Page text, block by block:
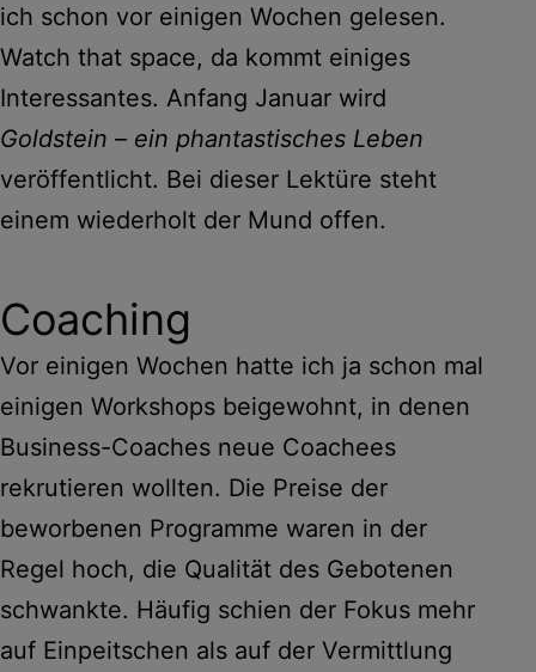
ich schon vor einigen Wochen gelesen.
Watch that space, da kommt einiges
Interessantes. Anfang Januar wird
Goldstein – ein phantastisches Leben
veröffentlicht. Bei dieser Lektüre steht
einem wiederholt der Mund offen.
Coaching
Vor einigen Wochen hatte ich ja schon mal
einigen Workshops beigewohnt, in denen
Business-Coaches neue Coachees
rekrutieren wollten. Die Preise der
beworbenen Programme waren in der
Regel hoch, die Qualität des Gebotenen
schwankte. Häufig schien der Fokus mehr
auf Einpeitschen als auf der Vermittlung